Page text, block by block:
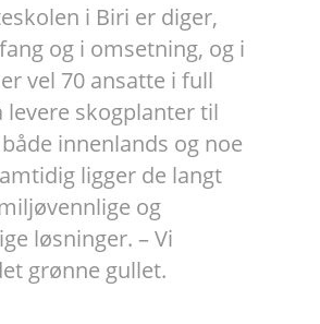
i Biri er diger,
og i omsetning, og i
vel 70 ansatte i full
levere skogplanter til
innenlands og noe
ligger de langt
og
løsninger. – Vi
grønne gullet.